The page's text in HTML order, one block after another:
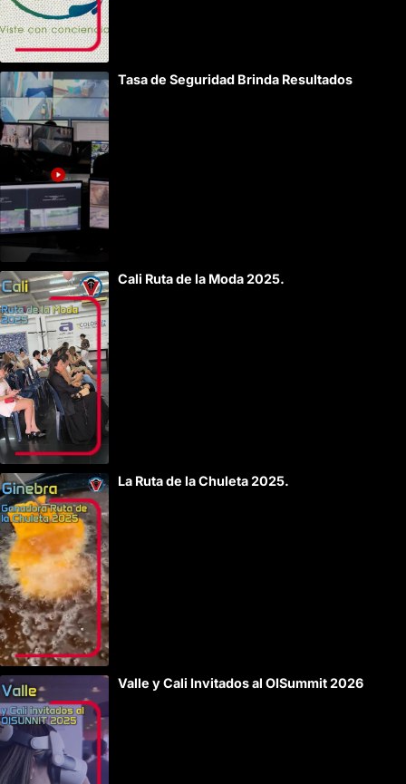
Tasa de Seguridad Brinda Resultados
Cali Ruta de la Moda 2025.
La Ruta de la Chuleta 2025.
Valle y Cali Invitados al OISummit 2026